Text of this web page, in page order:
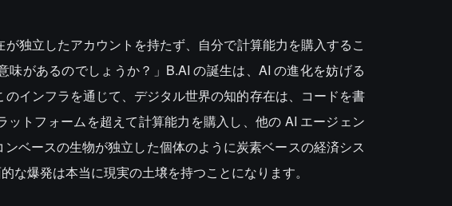
独立したアカウントを持たず、自分で計算能力を購入するこ
があるのでしょうか？」B.AI の誕生は、AI の進化を妨げる
インフラを通じて、デジタル世界の知的存在は、コードを書
トフォームを超えて計算能力を購入し、他の AI エージェン
ベースの生物が独立した個体のように炭素ベースの経済シス
な爆発は本当に現実の土壌を持つことになります。